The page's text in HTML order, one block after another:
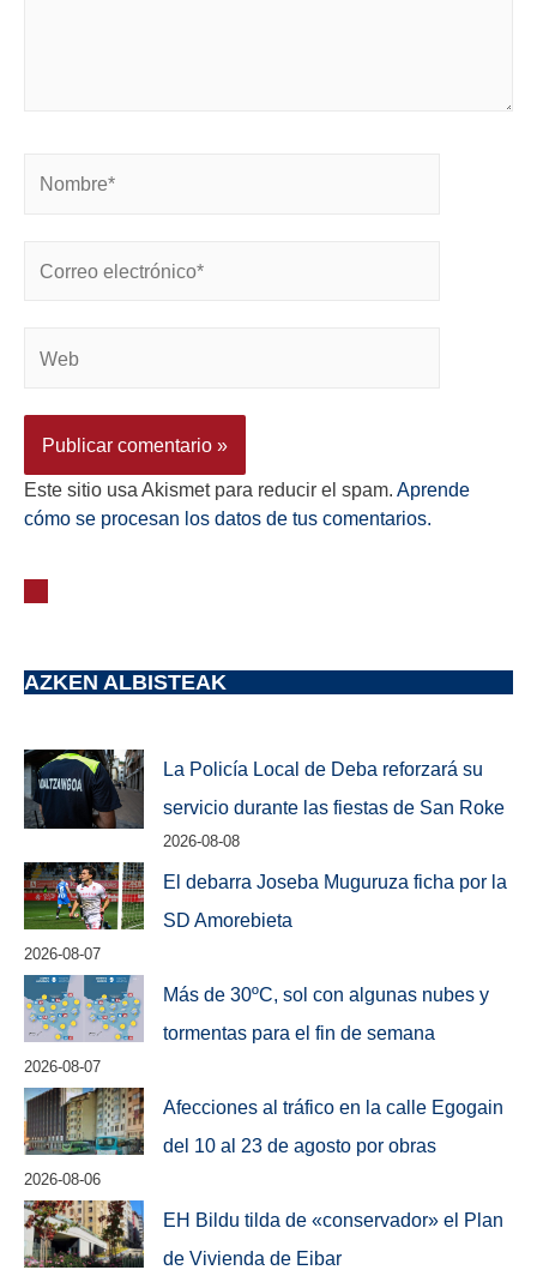
Este sitio usa Akismet para reducir el spam. Aprende
cómo se procesan los datos de tus comentarios.
AZKEN ALBISTEAK
La Policía Local de Deba reforzará su
servicio durante las fiestas de San Roke
2026-08-08
El debarra Joseba Muguruza ficha por la
SD Amorebieta
2026-08-07
Más de 30ºC, sol con algunas nubes y
tormentas para el fin de semana
2026-08-07
Afecciones al tráfico en la calle Egogain
del 10 al 23 de agosto por obras
2026-08-06
EH Bildu tilda de «conservador» el Plan
de Vivienda de Eibar